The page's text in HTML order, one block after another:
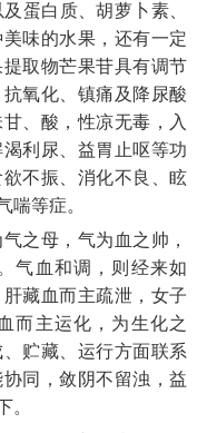
蛋白质、胡萝卜素、
味的水果，还有一定
取物芒果苷具有调节
氧化、镇痛及降尿酸
、酸，性凉无毒，入
利尿、益胃止呕等功
不振、消化不良、眩
喘等症。
之母，气为血之帅，
气血和调，则经来如
藏血而主疏泄，女子
而主运化，为生化之
贮藏、运行方面联系
同，敛阴不留浊，益
。